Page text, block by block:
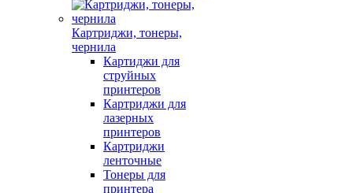
Картриджи, тонеры,
чернила
Картиджи для
струйных
принтеров
Картриджи для
лазерных
принтеров
Картриджи
ленточные
Тонеры для
принтера